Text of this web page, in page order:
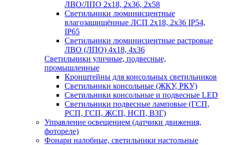
ЛВО/ЛПО 2х18, 2х36, 2х58
Светильники люминисцентные
влагозащищённые ЛСП 2х18, 2х36 IP54,
IP65
Светильники люминисцентные растровые
ЛВО (ЛПО) 4х18, 4х36
Светильники уличные, подвесные,
промышленные
Кронштейны для консольных светильников
Светильники консольные (ЖКУ, РКУ)
Светильники консольные и подвесные LED
Светильники подвесные ламповые (ГСП,
РСП, ГСП, ЖСП, НСП, ВЗГ)
Управление освещением (датчики движения,
фотореле)
Фонари налобные, светильники настольные